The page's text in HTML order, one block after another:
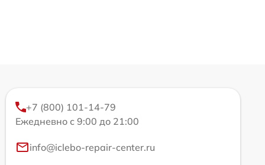
+7 (800) 101-14-79
Ежедневно с 9:00 до 21:00
info@iclebo-repair-center.ru